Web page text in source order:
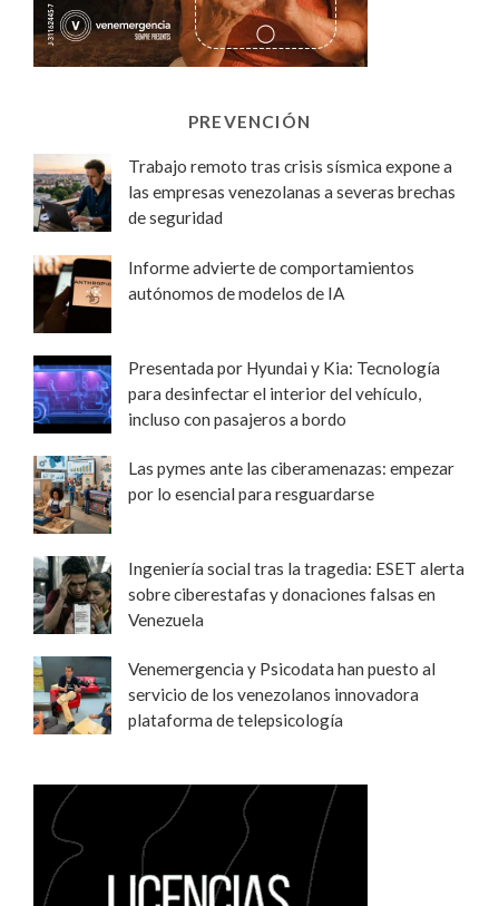
PREVENCIÓN
Trabajo remoto tras crisis sísmica expone a
las empresas venezolanas a severas brechas
de seguridad
Informe advierte de comportamientos
autónomos de modelos de IA
Presentada por Hyundai y Kia: Tecnología
para desinfectar el interior del vehículo,
incluso con pasajeros a bordo
Las pymes ante las ciberamenazas: empezar
por lo esencial para resguardarse
Ingeniería social tras la tragedia: ESET alerta
sobre ciberestafas y donaciones falsas en
Venezuela
Venemergencia y Psicodata han puesto al
servicio de los venezolanos innovadora
plataforma de telepsicología